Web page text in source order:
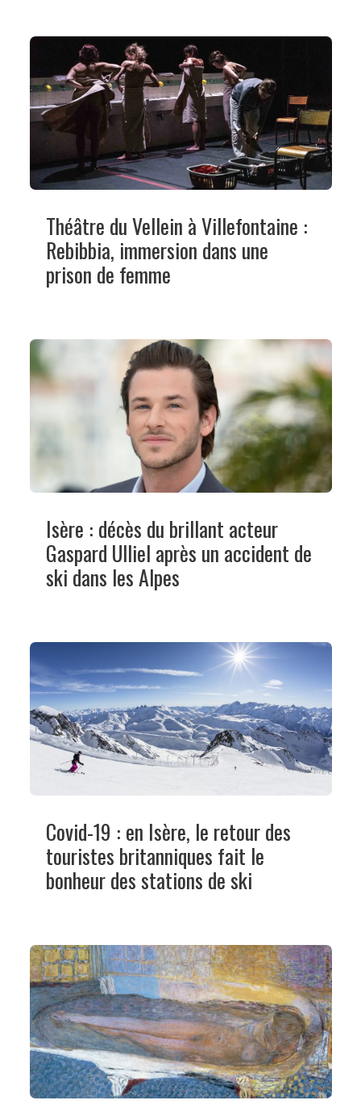
Théâtre du Vellein à Villefontaine :
Rebibbia, immersion dans une
prison de femme
Isère : décès du brillant acteur
Gaspard Ulliel après un accident de
ski dans les Alpes
Covid-19 : en Isère, le retour des
touristes britanniques fait le
bonheur des stations de ski